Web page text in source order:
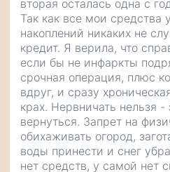
вторая осталась одна с
Так как все мои средства
накоплений никаких не
кредит. Я верила, что
если бы не инфаркты
срочная операция, плюс
вдруг, и сразу
крах. Нервничать нельзя -
вернуться. Запрет на
обихаживать огород,
воды принести и снег
нет средств, у самой нет